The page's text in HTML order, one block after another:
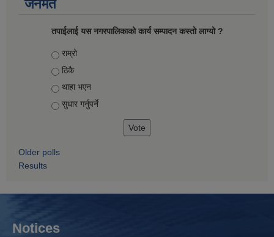
जनमत
तपाईलाई यस नगरपालिकाको कार्य सम्पादन कस्तो लाग्यो ?
Choices
राम्रो
ठिकै
थाहा भएन
सुधार गर्नुपर्ने
Older polls
Results
Notices